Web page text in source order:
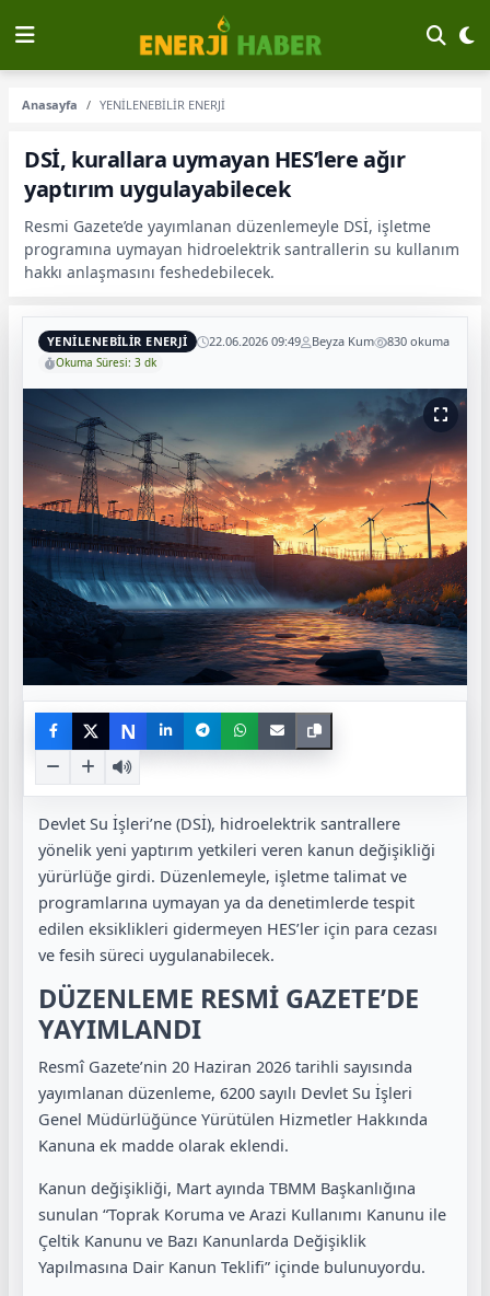
Anasayfa YENİLENEBİLİR ENERJİ
DSİ, kurallara uymayan HES’lere ağır
yaptırım uygulayabilecek
Resmi Gazete’de yayımlanan düzenlemeyle DSİ, işletme
programına uymayan hidroelektrik santrallerin su kullanım
hakkı anlaşmasını feshedebilecek.
YENİLENEBİLİR ENERJİ 22.06.2026 09:49 Beyza Kum 830 okuma
Okuma Süresi: 3 dk
N
Devlet Su İşleri’ne (DSİ), hidroelektrik santrallere
yönelik yeni yaptırım yetkileri veren kanun değişikliği
yürürlüğe girdi. Düzenlemeyle, işletme talimat ve
programlarına uymayan ya da denetimlerde tespit
edilen eksiklikleri gidermeyen HES’ler için para cezası
ve fesih süreci uygulanabilecek.
DÜZENLEME RESMİ GAZETE’DE
YAYIMLANDI
Resmî Gazete’nin 20 Haziran 2026 tarihli sayısında
yayımlanan düzenleme, 6200 sayılı Devlet Su İşleri
Genel Müdürlüğünce Yürütülen Hizmetler Hakkında
Kanuna ek madde olarak eklendi.
Kanun değişikliği, Mart ayında TBMM Başkanlığına
sunulan “Toprak Koruma ve Arazi Kullanımı Kanunu ile
Çeltik Kanunu ve Bazı Kanunlarda Değişiklik
Yapılmasına Dair Kanun Teklifi” içinde bulunuyordu.